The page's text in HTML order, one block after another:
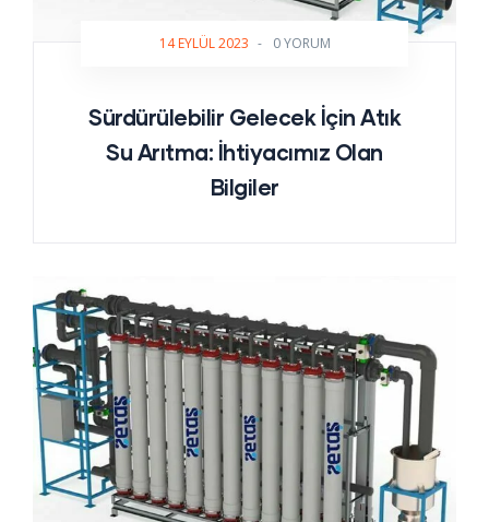
14 EYLÜL 2023 - 0 YORUM
Sürdürülebilir Gelecek İçin Atık
Su Arıtma: İhtiyacımız Olan
Bilgiler